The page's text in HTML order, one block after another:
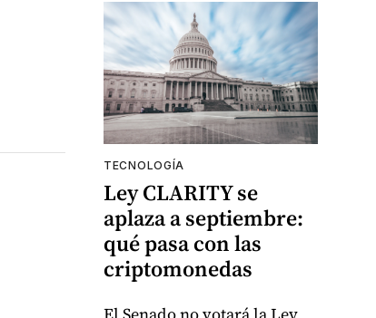
TECNOLOGÍA
Ley CLARITY se
aplaza a septiembre:
qué pasa con las
criptomonedas